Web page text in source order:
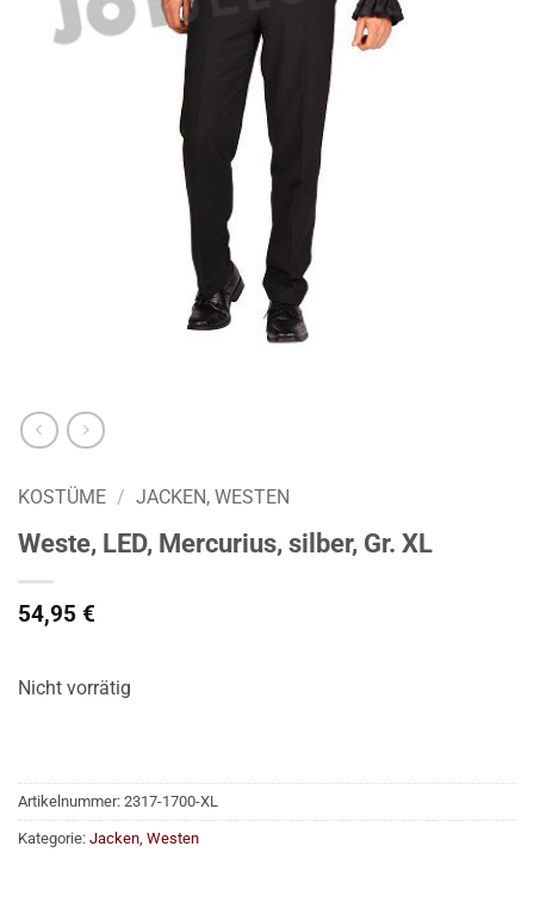
KOSTÜME / JACKEN, WESTEN
Weste, LED, Mercurius, silber, Gr. XL
54,95 €
Nicht vorrätig
Artikelnummer: 2317-1700-XL
Kategorie: Jacken, Westen